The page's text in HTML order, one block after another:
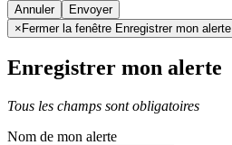
Annuler
× Fermer la fenêtre Enregistrer mon alerte
Enregistrer mon alerte
Tous les champs sont obligatoires
Nom de mon alerte